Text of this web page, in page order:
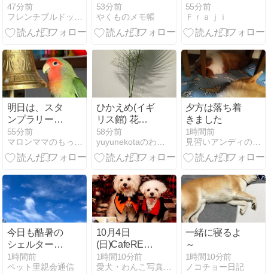
ンバー
47分前
フレンチブルドッグ Theo（テオ）とmaruのつれづれ日記
しいことです
53分前
やくものメモ帳
たらめちゃ嬉
しい&&
55分前
Ｆｒａｊｉ
明日は、スタ
ンプラリー36
駅コースラス
トへ
55分前
マロンママのもっとちょこっと
ひかえめ(イギ
リス館) 花と
器のハーモニ
ー2026-7(⋈◍
＞◡＜◍)。
58分前
yuyunekotaのわんだふるな毎日
夕方は落ち着
きました
1時間前
見習いアンディの奮闘記
今日も酷暑の
シェルター地
方、、、暑い
です。
1時間前
ペット里親会通信
10月4日
(日)CafeREMY
不思議の国の
ハロウィン撮
1時間10分前
愛犬・わんこ写真のアニマルアートノーブランド
一緒に寝るよ
～
1時間10分前
ノコチョー日記